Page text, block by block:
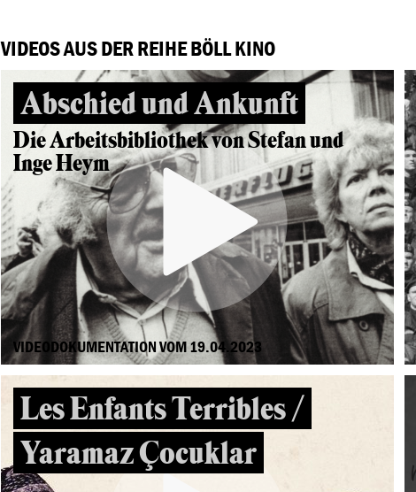
VIDEOS AUS DER REIHE BÖLL KINO
Abschied und Ankunft
Die Arbeitsbibliothek von Stefan und
Inge Heym
VIDEODOKUMENTATION VOM 19.04.2023
Les Enfants Terribles /
Yaramaz Çocuklar